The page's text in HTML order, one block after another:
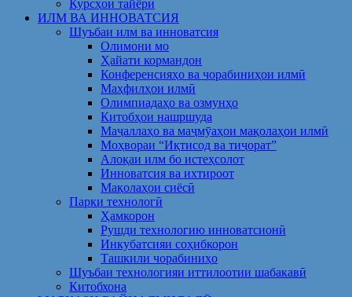
Курсҳои тайёрӣ
ИЛМ ВА ИННОВАТСИЯ
Шуъбаи илм ва инноватсия
Олимони мо
Ҳайати кормандон
Конференсияҳо ва чорабиниҳои илмӣ
Маҳфилҳои илмӣ
Олимпиадаҳо ва озмунҳо
Китобҳои нашршуда
Маҷаллаҳо ва маҷмӯаҳои мақолаҳои илмӣ
Моҳвораи “Иқтисод ва тиҷорат”
Алоқаи илм бо истеҳсолот
Инноватсия ва ихтироот
Мақолаҳои сиёсӣ
Парки технологӣ
Ҳамкорон
Рушди технологию инноватсионӣ
Инкубатсияи соҳибкорон
Ташкили чорабиниҳо
Шуъбаи технологияи иттилоотии шабакавӣ
Китобхона